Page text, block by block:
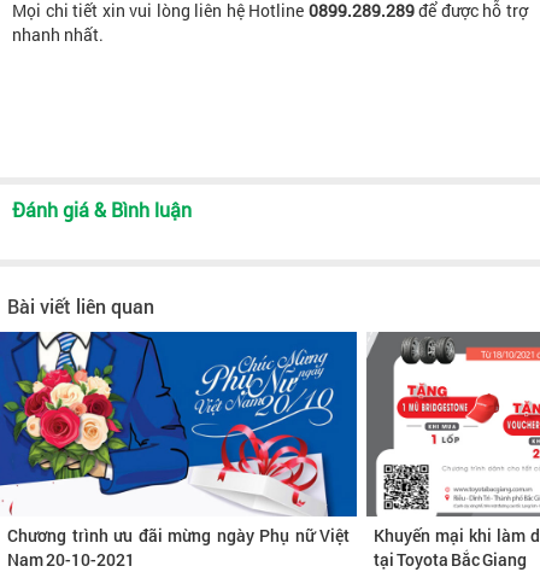
Mọi chi tiết xin vui lòng liên hệ Hotline 0899.289.289để được hỗ trợ
nhanh nhất.
Đánh giá & Bình luận
Bài viết liên quan
Chương trình ưu đãi mừng ngày Phụ nữ Việt
Nam 20-10-2021
Khuyến mại khi làm
tại Toyota Bắc Giang